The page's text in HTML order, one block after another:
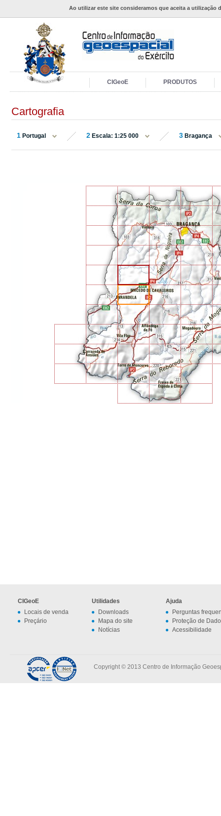
Ao utilizar este site consideramos que aceita a utilização
CIGeoE PRODUTOS
Cartografia
1 Portugal 2 Escala: 1:25 000 3 Bragança
CIGeoE
Locais de venda
Preçário
Utilidades
Downloads
Mapa do site
Notícias
Ajuda
Perguntas
Proteção de
Acessibilidade
Copyright © 2013 Centro de Informação